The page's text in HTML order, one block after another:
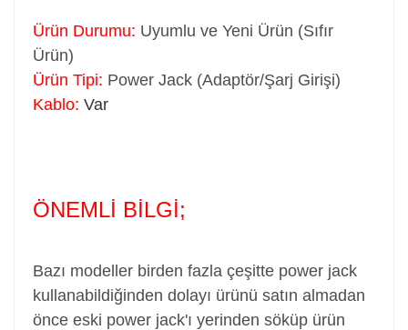
Ürün Durumu: Uyumlu ve Yeni Ürün (Sıfır
Ürün)
Ürün Tipi: Power Jack (Adaptör/Şarj Girişi)
Kablo: Var
ÖNEMLİ BİLGİ;
Bazı modeller birden fazla çeşitte power jack
kullanabildiğinden dolayı ürünü satın almadan
önce eski power jack'ı yerinden söküp ürün